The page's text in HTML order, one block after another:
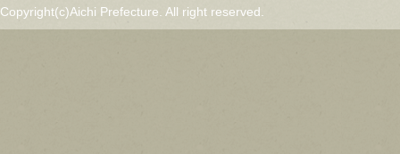
Copyright(c)Aichi Prefecture. All right reserved.